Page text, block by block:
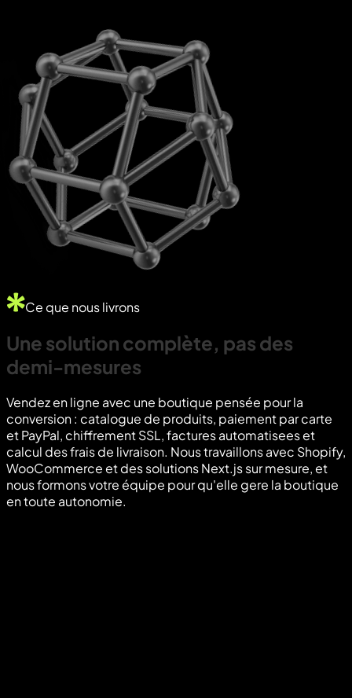
Ce que nous livrons
Une solution complète, pas des
demi-mesures
Vendez en ligne avec une boutique pensée pour la
conversion : catalogue de produits, paiement par carte
et PayPal, chiffrement SSL, factures automatisees et
calcul des frais de livraison. Nous travaillons avec Shopify,
WooCommerce et des solutions Next.js sur mesure, et
nous formons votre équipe pour qu'elle gere la boutique
en toute autonomie.